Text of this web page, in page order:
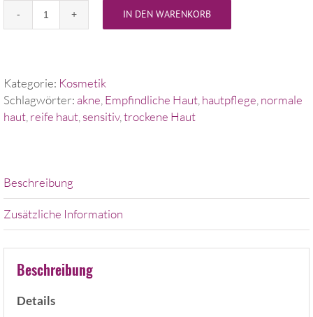
Serum
IN DEN WARENKORB
Kategorie: Kosmetik
Schlagwörter: akne Empfindliche Haut hautpflege normale
haut reife haut sensitiv, trockene Haut
Beschreibung
Zusätzliche Information
Beschreibung
Details